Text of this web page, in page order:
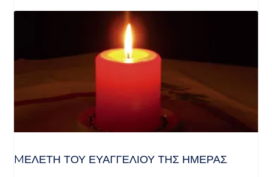
MΕΛΈΤΗ ΤΟΥ ΕΥΑΓΓΕΛΊΟΥ ΤΗΣ ΗΜΈΡΑΣ